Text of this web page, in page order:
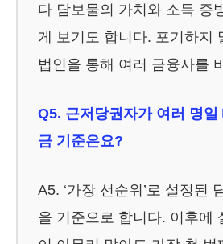
다 담보물의 가치와 소득 증
게 보기도 합니다. 포기하지
법인을 통해 여러 금융사를
Q5. 근저당권자가 여러 명일
금 기준은요?
A5. ‘가장 선순위’로 설정된
을 기준으로 합니다. 이후에